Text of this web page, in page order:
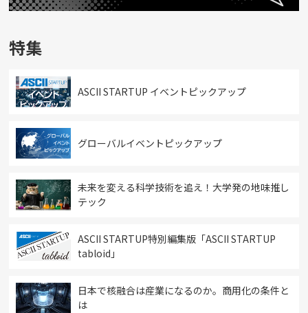
特集
ASCII STARTUP イベントピックアップ
グローバルイベントピックアップ
未来を変える科学技術を追え！大学発の地味推し
テック
ASCII STARTUP特別編集版「ASCII STARTUP
tabloid」
日本で核融合は産業になるのか。商用化の条件と
は